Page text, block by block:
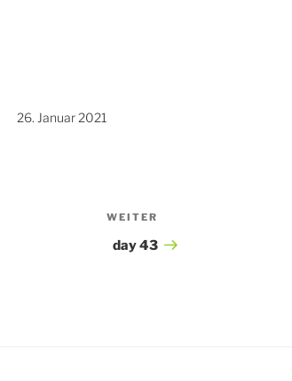
26. Januar 2021
Beitrag
WEITER
day 43